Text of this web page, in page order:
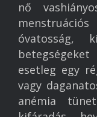
nő
esetleg egy
vagy
anémia